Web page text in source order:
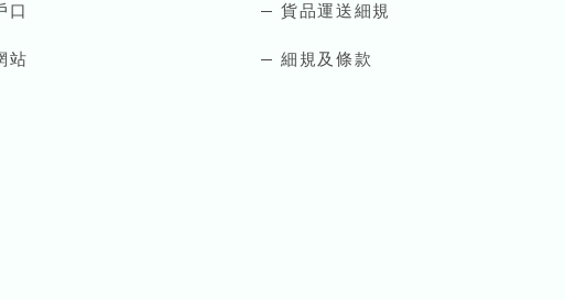
口 貨品運送細規
站 細規及條款